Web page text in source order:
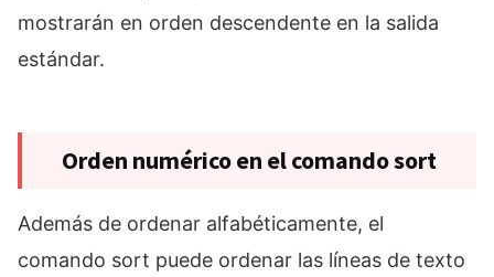
mostrarán en orden descendente en la salida
estándar.
Orden numérico en el comando sort
Además de ordenar alfabéticamente, el
comando sort puede ordenar las líneas de texto